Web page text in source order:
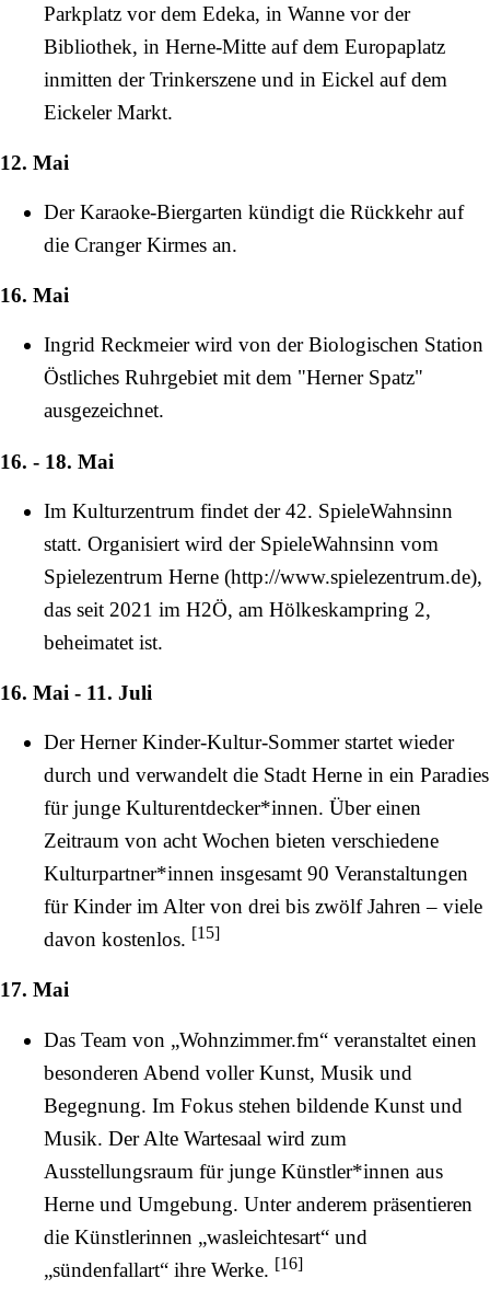
Parkplatz vor dem Edeka, in Wanne vor der
Bibliothek, in Herne-Mitte auf dem Europaplatz
inmitten der Trinkerszene und in Eickel auf dem
Eickeler Markt.
12. Mai
Der Karaoke-Biergarten kündigt die Rückkehr auf
die Cranger Kirmes an.
16. Mai
Ingrid Reckmeier wird von der Biologischen Station
Östliches Ruhrgebiet mit dem "Herner Spatz"
ausgezeichnet.
16. - 18. Mai
Im Kulturzentrum findet der 42. SpieleWahnsinn
statt. Organisiert wird der SpieleWahnsinn vom
Spielezentrum Herne
,
das seit 2021 im H2Ö, am Hölkeskampring 2,
beheimatet ist.
16. Mai - 11. Juli
Der Herner Kinder-Kultur-Sommer startet wieder
durch und verwandelt die Stadt Herne in ein Paradies
für junge Kulturentdecker*innen. Über einen
Zeitraum von acht Wochen bieten verschiedene
Kulturpartner*innen insgesamt 90 Veranstaltungen
für Kinder im Alter von drei bis zwölf Jahren – viele
davon kostenlos. [15]
17. Mai
Das Team von „Wohnzimmer.fm“ veranstaltet einen
besonderen Abend voller Kunst, Musik und
Begegnung. Im Fokus stehen bildende Kunst und
Musik. Der Alte Wartesaal wird zum
Ausstellungsraum für junge Künstler*innen aus
Herne und Umgebung. Unter anderem präsentieren
die Künstlerinnen „wasleichtesart“ und
„sündenfallart“ ihre Werke. [16]